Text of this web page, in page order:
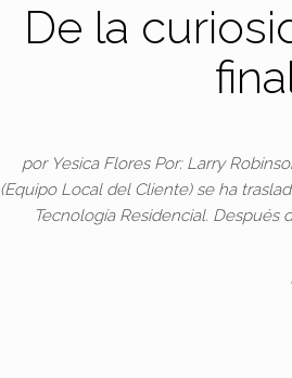
De la
por Yesica Flores Por: Larry
(Equipo Local del Cliente) se ha
Tecnología Residencial.